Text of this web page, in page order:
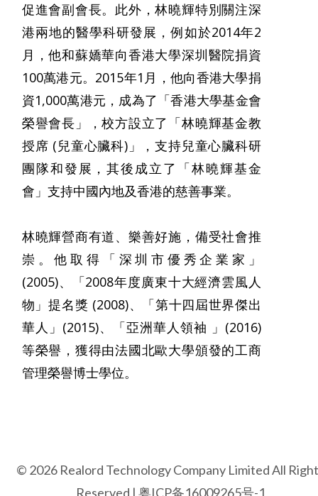
促進會副會長。此外，林曉輝特別關注深
港兩地的醫學科研發展，例如於2014年2
月，他和蘇嬌華向香港大學深圳醫院捐資
100萬港元。2015年1月，他向香港大學捐
資1,000萬港元，成為了「香港大學基金會
榮譽會長」，校方設立了「林曉輝基金教
授席 (兒童心臟科)」，支持兒童心臟科研
團隊和發展，其後成立了「林曉輝基金
會」支持中國內地及香港的慈善事業。
林曉輝營商有道、樂善好施，備受社會推
崇。他取得「深圳市優秀企業家」
(2005)、「2008年度廣東十大經濟雲風人
物」提名獎 (2008)、「第十四屆世界傑出
華人」(2015)、「亞洲華人領袖 」(2016)
等榮譽，獲得由法國北歐大學頒發的工商
管理榮譽博士學位。
© 2026 Realord Technology Company Limited All
Reserved | 粤ICP备16009265号-1